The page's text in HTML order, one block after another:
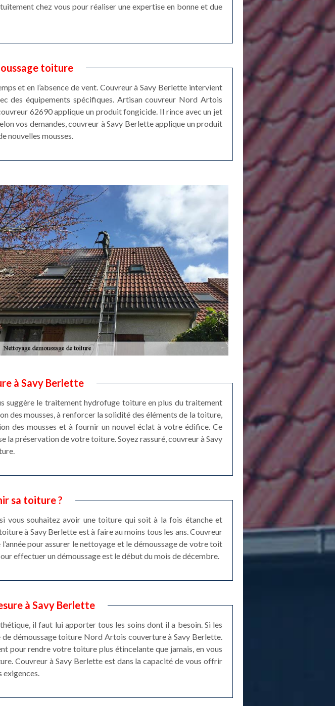
chez vous pour réaliser une expertise en bonne et due
toiture
et en l’absence de vent. Couvreur à Savy Berlette intervient
des équipements spécifiques. Artisan couvreur Nord Artois
62690 applique un produit fongicide. Il rince avec un jet
vos demandes, couvreur à Savy Berlette applique un produit
nouvelles mousses.
à Savy Berlette
suggère le traitement hydrofuge toiture en plus du traitement
des mousses, à renforcer la solidité des éléments de la toiture,
des mousses et à fournir un nouvel éclat à votre édifice. Ce
préservation de votre toiture. Soyez rassuré, couvreur à Savy
sa toiture ?
vous souhaitez avoir une toiture qui soit à la fois étanche et
à Savy Berlette est à faire au moins tous les ans. Couvreur
pour assurer le nettoyage et le démoussage de votre toit
effectuer un démoussage est le début du mois de décembre.
à Savy Berlette
il faut lui apporter tous les soins dont il a besoin. Si les
de démoussage toiture Nord Artois couverture à Savy Berlette.
pour rendre votre toiture plus étincelante que jamais, en vous
Couvreur à Savy Berlette est dans la capacité de vous offrir
exigences.